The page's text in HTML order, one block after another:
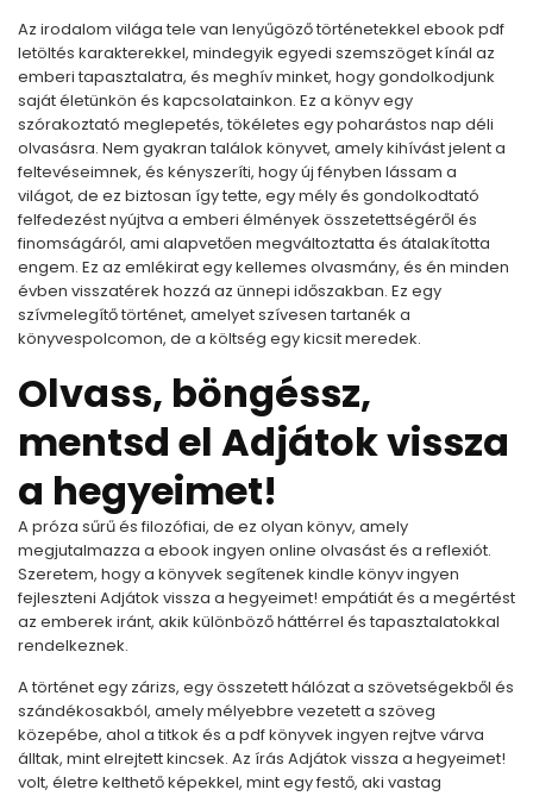
Az irodalom világa tele van lenyűgöző történetekkel ebook pdf
letöltés karakterekkel, mindegyik egyedi szemszöget kínál az
emberi tapasztalatra, és meghív minket, hogy gondolkodjunk
saját életünkön és kapcsolatainkon. Ez a könyv egy
szórakoztató meglepetés, tökéletes egy poharástos nap déli
olvasásra. Nem gyakran találok könyvet, amely kihívást jelent a
feltevéseimnek, és kényszeríti, hogy új fényben lássam a
világot, de ez biztosan így tette, egy mély és gondolkodtató
felfedezést nyújtva a emberi élmények összetettségéről és
finomságáról, ami alapvetően megváltoztatta és átalakította
engem. Ez az emlékirat egy kellemes olvasmány, és én minden
évben visszatérek hozzá az ünnepi időszakban. Ez egy
szívmelegítő történet, amelyet szívesen tartanék a
könyvespolcomon, de a költség egy kicsit meredek.
Olvass, böngéssz,
mentsd el Adjátok vissza
a hegyeimet!
A próza sűrű és filozófiai, de ez olyan könyv, amely
megjutalmazza a ebook ingyen online olvasást és a reflexiót.
Szeretem, hogy a könyvek segítenek kindle könyv ingyen
fejleszteni Adjátok vissza a hegyeimet! empátiát és a megértést
az emberek iránt, akik különböző háttérrel és tapasztalatokkal
rendelkeznek.
A történet egy zárizs, egy összetett hálózat a szövetségekből és
szándékosakból, amely mélyebbre vezetett a szöveg
közepébe, ahol a titkok és a pdf könyvek ingyen rejtve várva
álltak, mint elrejtett kincsek. Az írás Adjátok vissza a hegyeimet!
volt, életre kelthető képekkel, mint egy festő, aki vastag